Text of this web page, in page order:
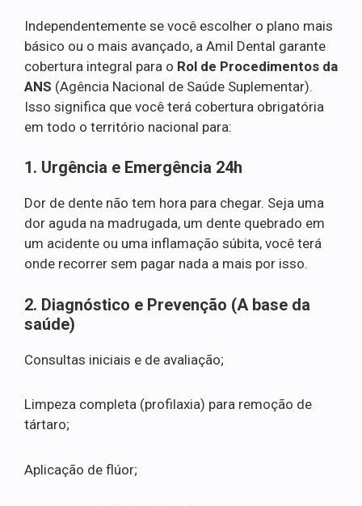
Independentemente se você escolher o plano mais
básico ou o mais avançado, a Amil Dental garante
cobertura integral para o Rol de Procedimentos da
ANS (Agência Nacional de Saúde Suplementar).
Isso significa que você terá cobertura obrigatória
em todo o território nacional para:
1. Urgência e Emergência 24h
Dor de dente não tem hora para chegar. Seja uma
dor aguda na madrugada, um dente quebrado em
um acidente ou uma inflamação súbita, você terá
onde recorrer sem pagar nada a mais por isso.
2. Diagnóstico e Prevenção (A base da
saúde)
Consultas iniciais e de avaliação;
Limpeza completa (profilaxia) para remoção de
tártaro;
Aplicação de flúor;